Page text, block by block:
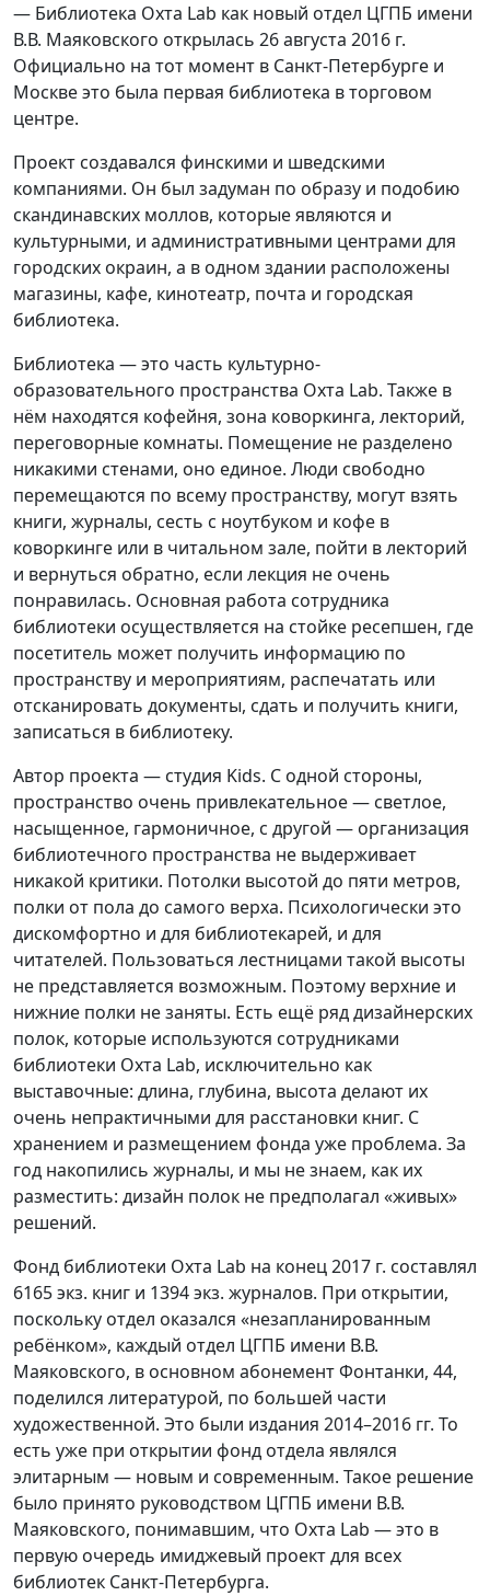
— Библиотека Oxта Lab как новый отдел ЦГПБ имени
В.В. Маяковского открылась 26 августа 2016 г.
Официально на тот момент в Санкт-Петербурге и
Москве это была первая библиотека в торговом
центре.
Проект создавался финскими и шведскими
компаниями. Он был задуман по образу и подобию
скандинавских моллов, которые являются и
культурными, и административными центрами для
городских окраин, а в одном здании расположены
магазины, кафе, кинотеатр, почта и городская
библиотека.
Библиотека — это часть культурно-
образовательного пространства Охта Lab. Также в
нём находятся кофейня, зона коворкинга, лекторий,
переговорные комнаты. Помещение не разделено
никакими стенами, оно единое. Люди свободно
перемещаются по всему пространству, могут взять
книги, журналы, сесть с ноутбуком и кофе в
коворкинге или в читальном зале, пойти в лекторий
и вернуться обратно, если лекция не очень
понравилась. Основная работа сотрудника
библиотеки осуществляется на стойке ресепшен, где
посетитель может получить информацию по
пространству и мероприятиям, распечатать или
отсканировать документы, сдать и получить книги,
записаться в библиотеку.
Автор проекта — студия Kids. С одной стороны,
пространство очень привлекательное — светлое,
насыщенное, гармоничное, с другой — организация
библиотечного пространства не выдерживает
никакой критики. Потолки высотой до пяти метров,
полки от пола до самого верха. Психологически это
дискомфортно и для библиотекарей, и для
читателей. Пользоваться лестницами такой высоты
не представляется возможным. Поэтому верхние и
нижние полки не заняты. Есть ещё ряд дизайнерских
полок, которые используются сотрудниками
библиотеки Охта Lab, исключительно как
выставочные: длина, глубина, высота делают их
очень непрактичными для расстановки книг. С
хранением и размещением фонда уже проблема. За
год накопились журналы, и мы не знаем, как их
разместить: дизайн полок не предполагал «живых»
решений.
Фонд библиотеки Oxта Lab на конец 2017 г. составлял
6165 экз. книг и 1394 экз. журналов. При открытии,
поскольку отдел оказался «незапланированным
ребёнком», каждый отдел ЦГПБ имени В.В.
Маяковского, в основном абонемент Фонтанки, 44,
поделился литературой, по большей части
художественной. Это были издания 2014–2016 гг. То
есть уже при открытии фонд отдела являлся
элитарным — новым и современным. Такое решение
было принято руководством ЦГПБ имени В.В.
Маяковского, понимавшим, что Oxта Lab — это в
первую очередь имиджевый проект для всех
библиотек Санкт-Петербурга.